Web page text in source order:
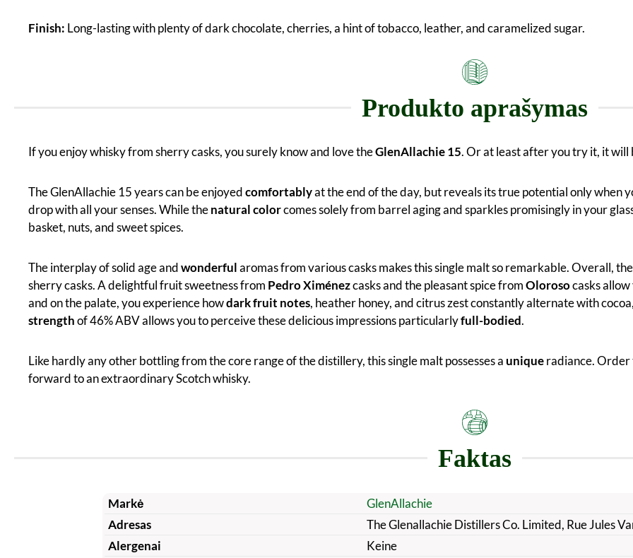
Finish: Long-lasting with plenty of dark chocolate, cherries, a hint of tobacco, leather, and caramelized sugar.
Produkto aprašymas
If you enjoy whisky from sherry casks, you surely know and love theGlenAllachie 15. Or at least after you try it, it will
The GlenAllachie 15 years can be enjoyedcomfortablyat the end of the day, but reveals its true potential only when
drop with all your senses. While thenatural colorcomes solely from barrel aging and sparkles promisingly in your
basket, nuts, and sweet spices.
The interplay of solid age andwonderfularomas from various casks makes this single malt so remarkable. Overall,
sherry casks. A delightful fruit sweetness from Pedro Ximénezcasks and the pleasant spice fromOlorosocasks
and on the palate, you experience howdark fruit notes, heather honey, and citrus zest constantly alternate with
strengthof 46% ABV allows you to perceive these delicious impressions particularlyfull-bodied.
Like hardly any other bottling from the core range of the distillery, this single malt possesses a uniqueradiance.
forward to an extraordinary Scotch whisky.
Faktas
Markė
GlenAllachie
Adresas
The Glenallachie Distillers Co. Limited, Rue Jules
Alergenai
Keine